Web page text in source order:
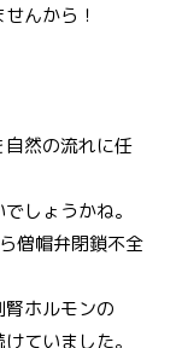
んから！
然の流れに任
しょうかね。
僧帽弁閉鎖不全
ホルモンの
ていました。